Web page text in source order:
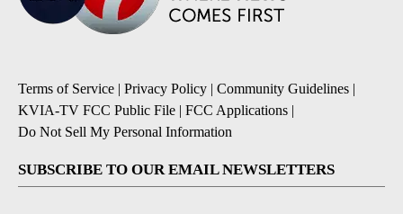
Terms of Service | Privacy Policy | Community Guidelines |
KVIA-TV FCC Public File | FCC Applications |
Do Not Sell My Personal Information
SUBSCRIBE TO OUR EMAIL NEWSLETTERS